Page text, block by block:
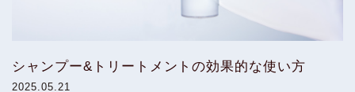
シャンプー&トリートメントの効果的な使い方
2025.05.21